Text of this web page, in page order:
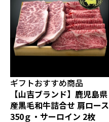
ギフトおすすめ商品
【山吉ブランド】鹿児島県
産黒毛和牛詰合せ 肩ロース
350ｇ・サーロイン 2枚